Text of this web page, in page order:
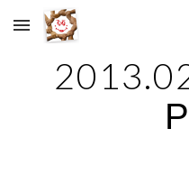
Skip to main content